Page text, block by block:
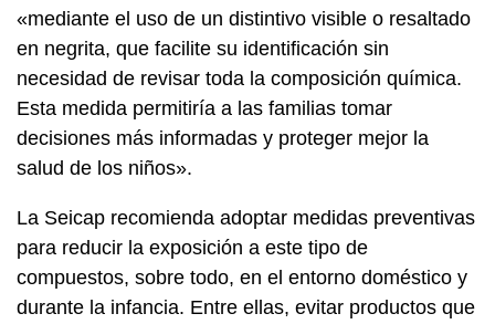
«mediante el uso de un distintivo visible o resaltado
en negrita, que facilite su identificación sin
necesidad de revisar toda la composición química.
Esta medida permitiría a las familias tomar
decisiones más informadas y proteger mejor la
salud de los niños».
La Seicap recomienda adoptar medidas preventivas
para reducir la exposición a este tipo de
compuestos, sobre todo, en el entorno doméstico y
durante la infancia. Entre ellas, evitar productos que